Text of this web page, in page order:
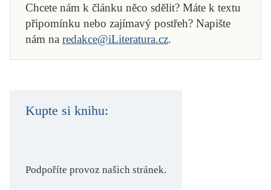
Chcete nám k článku něco sdělit? Máte k textu
připomínku nebo zajímavý postřeh? Napište
nám na redakce@iLiteratura.cz.
Kupte si knihu:
Podpoříte provoz našich stránek.